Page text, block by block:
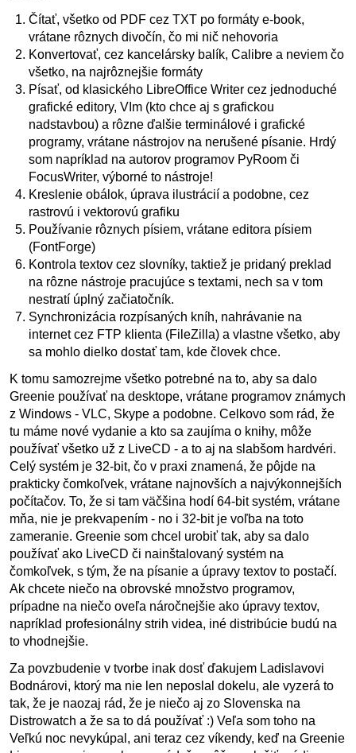
Čítať, všetko od PDF cez TXT po formáty e-book,
vrátane rôznych divočín, čo mi nič nehovoria
Konvertovať, cez kancelársky balík, Calibre a neviem čo
všetko, na najrôznejšie formáty
Písať, od klasického LibreOffice Writer cez jednoduché
grafické editory, VIm (kto chce aj s grafickou
nadstavbou) a rôzne ďalšie terminálové i grafické
programy, vrátane nástrojov na nerušené písanie. Hrdý
som napríklad na autorov programov PyRoom či
FocusWriter, výborné to nástroje!
Kreslenie obálok, úprava ilustrácií a podobne, cez
rastrovú i vektorovú grafiku
Používanie rôznych písiem, vrátane editora písiem
(FontForge)
Kontrola textov cez slovníky, taktiež je pridaný preklad
na rôzne nástroje pracujúce s textami, nech sa v tom
nestratí úplný začiatočník.
Synchronizácia rozpísaných kníh, nahrávanie na
internet cez FTP klienta (FileZilla) a vlastne všetko, aby
sa mohlo dielko dostať tam, kde človek chce.
K tomu samozrejme všetko potrebné na to, aby sa dalo
Greenie používať na desktope, vrátane programov známych
z Windows - VLC, Skype a podobne. Celkovo som rád, že
tu máme nové vydanie a kto sa zaujíma o knihy, môže
používať všetko už z LiveCD - a to aj na slabšom hardvéri.
Celý systém je 32-bit, čo v praxi znamená, že pôjde na
prakticky čomkoľvek, vrátane najnovších a najvýkonnejších
počítačov. To, že si tam väčšina hodí 64-bit systém, vrátane
mňa, nie je prekvapením - no i 32-bit je voľba na toto
zameranie. Greenie som chcel urobiť tak, aby sa dalo
používať ako LiveCD či nainštalovaný systém na
čomkoľvek, s tým, že na písanie a úpravy textov to postačí.
Ak chcete niečo na obrovské množstvo programov,
prípadne na niečo oveľa náročnejšie ako úpravy textov,
napríklad profesionálny strih videa, iné distribúcie budú na
to vhodnejšie.
Za povzbudenie v tvorbe inak dosť ďakujem Ladislavovi
Bodnárovi, ktorý ma nie len neposlal dokelu, ale vyzerá to
tak, že je naozaj rád, že je niečo aj zo Slovenska na
Distrowatch a že sa to dá používať :) Veľa som toho na
Veľkú noc nevykúpal, ani teraz cez víkendy, keď na Greenie